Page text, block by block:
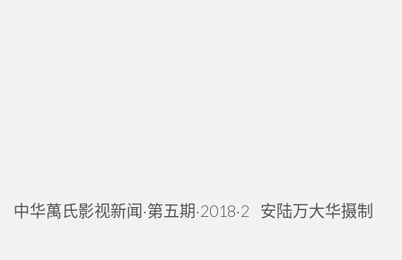
中华萬氏影视新闻·第五期·2018·2 安陆万大华摄制